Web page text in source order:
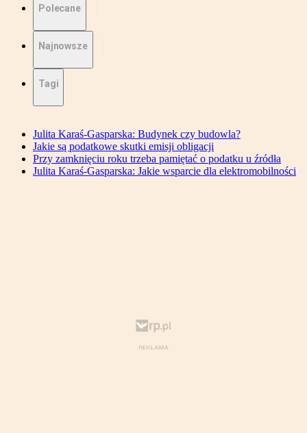
Polecane
Najnowsze
Tagi
Julita Karaś-Gasparska: Budynek czy budowla?
Jakie są podatkowe skutki emisji obligacji
Przy zamknięciu roku trzeba pamiętać o podatku u źródła
Julita Karaś-Gasparska: Jakie wsparcie dla elektromobilności